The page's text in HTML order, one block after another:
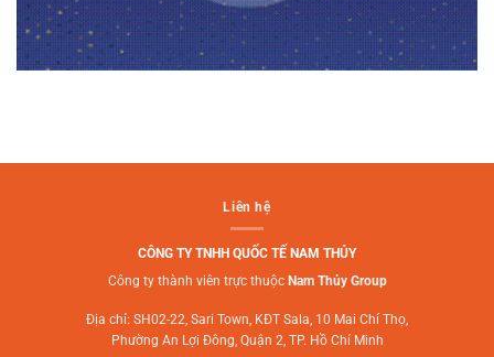
Liên hệ
CÔNG TY TNHH QUỐC TẾ NAM THỦY
Công ty thành viên trực thuộc Nam Thủy Group
Địa chỉ: SH02-22, Sari Town, KĐT Sala, 10 Mai Chí Thọ,
Phường An Lợi Đông, Quận 2, TP. Hồ Chí Minh